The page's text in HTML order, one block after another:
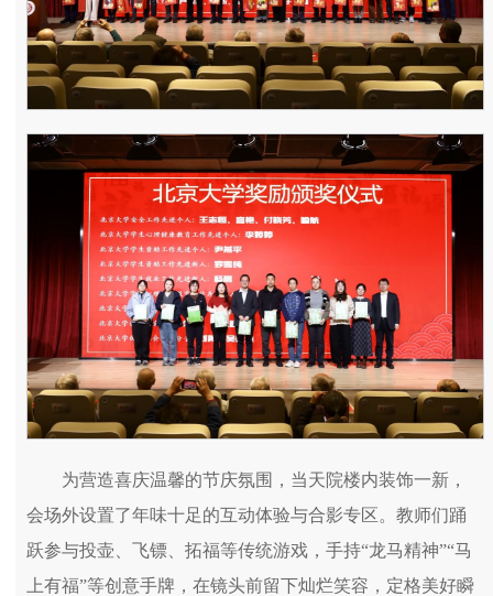
为营造喜庆温馨的节庆氛围，当天院楼内装饰一新，
会场外设置了年味十足的互动体验与合影专区。教师们踊
跃参与投壶、飞镖、拓福等传统游戏，手持“龙马精神”“马
上有福”等创意手牌，在镜头前留下灿烂笑容，定格美好瞬